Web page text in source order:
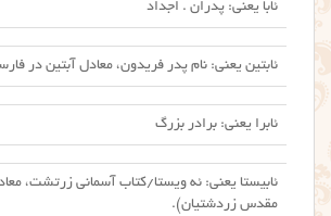
ئابا یعنی: پدران . اجداد
ئابتین یعنی: نام پدر فریدون، معادل آبتین در
ئابرا یعنی: برادر بزرگ
ئابیستا یعنی: ئه ویستا/کتاب آسمانی زرتشت،
مقدس زردشتیان).